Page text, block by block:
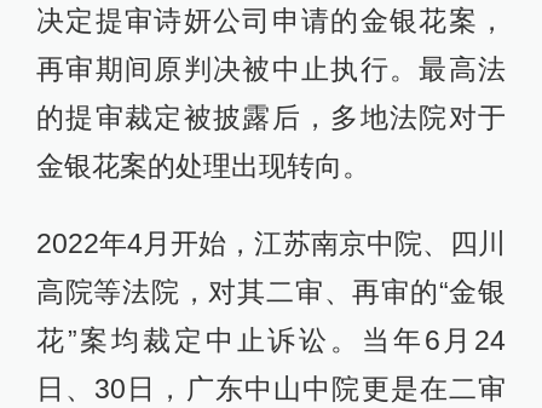
决定提审诗妍公司申请的金银花案，
再审期间原判决被中止执行。最高法
的提审裁定被披露后，多地法院对于
金银花案的处理出现转向。
2022年4月开始，江苏南京中院、四川
高院等法院，对其二审、再审的“金银
花”案均裁定中止诉讼。当年6月24
日、30日，广东中山中院更是在二审